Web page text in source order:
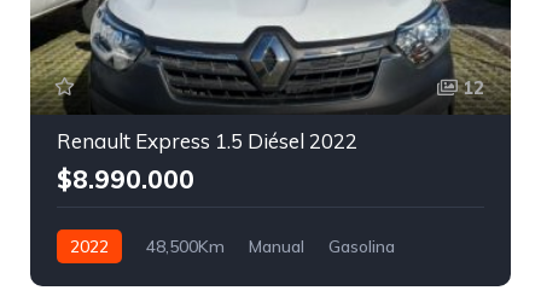
12
Renault Express 1.5 Diésel 2022
$8.990.000
2022 48,500Km Manual
Gasolina